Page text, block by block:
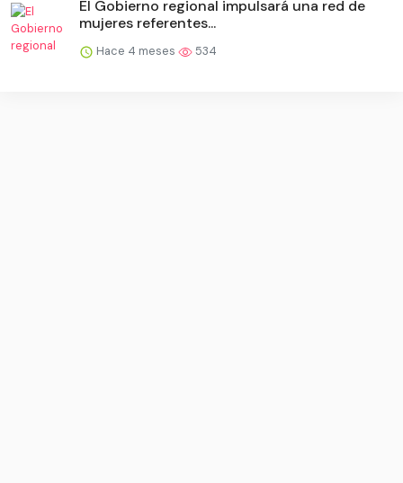
El Gobierno regional impulsará una red de
mujeres referentes...
Hace 4 meses 534